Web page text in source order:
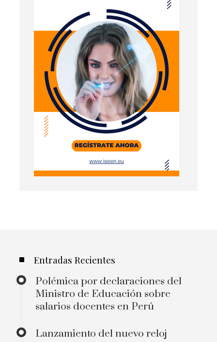
Entradas Recientes
Polémica por declaraciones del
Ministro de Educación sobre
salarios docentes en Perú
Lanzamiento del nuevo reloj